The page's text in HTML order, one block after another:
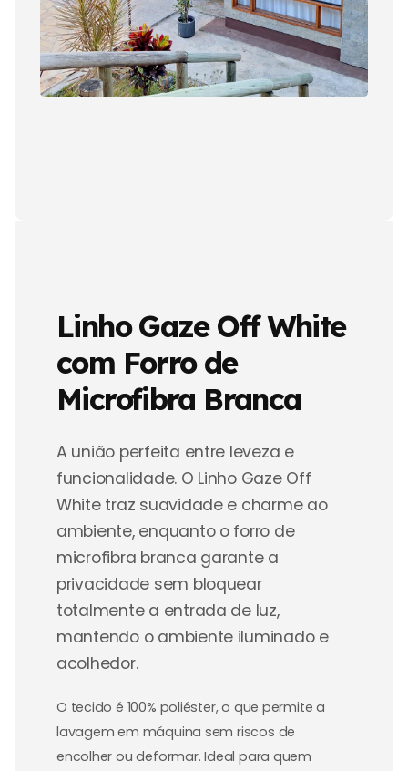
Linho Gaze Off White
com Forro de
Microfibra Branca
A união perfeita entre leveza e
funcionalidade. O Linho Gaze Off
White traz suavidade e charme ao
ambiente, enquanto o forro de
microfibra branca garante a
privacidade sem bloquear
totalmente a entrada de luz,
mantendo o ambiente iluminado e
acolhedor.
O tecido é 100% poliéster, o que permite a
lavagem em máquina sem riscos de
encolher ou deformar. Ideal para quem